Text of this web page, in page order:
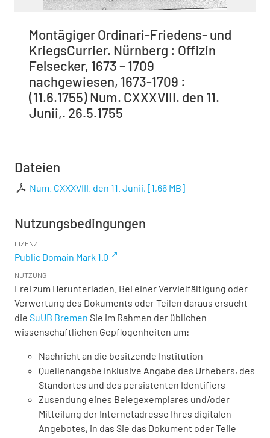
Montägiger Ordinari-Friedens- und
KriegsCurrier. Nürnberg : Offizin
Felsecker, 1673 – 1709
nachgewiesen, 1673-1709 :
(11.6.1755) Num. CXXXVIII. den 11.
Junii,. 26.5.1755
Dateien
Num. CXXXVIII. den 11. Junii, [1,66 MB]
Nutzungsbedingungen
LIZENZ
Public Domain Mark 1.0
NUTZUNG
Frei zum Herunterladen. Bei einer Vervielfältigung oder
Verwertung des Dokuments oder Teilen daraus ersucht
die SuUB Bremen Sie im Rahmen der üblichen
wissenschaftlichen Gepflogenheiten um:
Nachricht an die besitzende Institution
Quellenangabe inklusive Angabe des Urhebers, des
Standortes und des persistenten Identifiers
Zusendung eines Belegexemplares und/oder
Mitteilung der Internetadresse Ihres digitalen
Angebotes, in das Sie das Dokument oder Teile